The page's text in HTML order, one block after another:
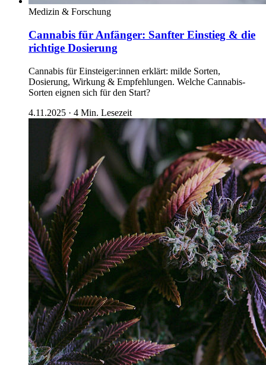
Medizin & Forschung
Cannabis für Anfänger: Sanfter Einstieg & die
richtige Dosierung
Cannabis für Einsteiger:innen erklärt: milde Sorten,
Dosierung, Wirkung & Empfehlungen. Welche Cannabis-
Sorten eignen sich für den Start?
4.11.2025 · 4 Min. Lesezeit